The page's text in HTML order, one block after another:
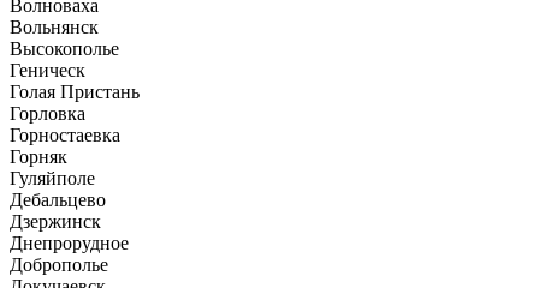
Волноваха
Вольнянск
Высокополье
Геническ
Голая Пристань
Горловка
Горностаевка
Горняк
Гуляйполе
Дебальцево
Дзержинск
Днепрорудное
Доброполье